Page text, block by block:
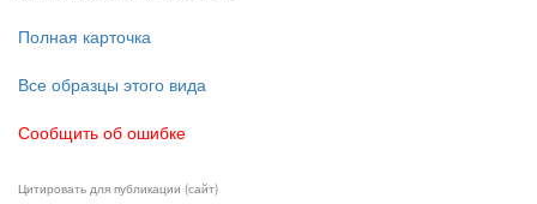
Полная карточка
Все образцы этого вида
Сообщить об ошибке
Цитировать для публикации (сайт)